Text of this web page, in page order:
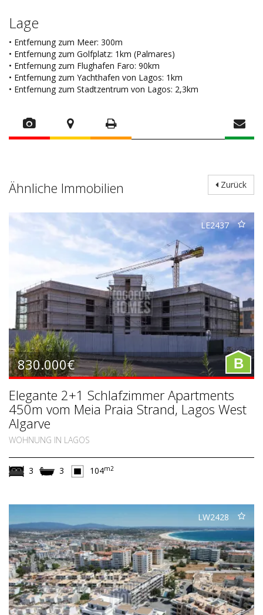
Lage
• Entfernung zum Meer: 300m
• Entfernung zum Golfplatz: 1km (Palmares)
• Entfernung zum Flughafen Faro: 90km
• Entfernung zum Yachthafen von Lagos: 1km
• Entfernung zum Stadtzentrum von Lagos: 2,3km
Zurück
Ähnliche Immobilien
LE2437
830.000€ B
Elegante 2+1 Schlafzimmer Apartments
450m vom Meia Praia Strand, Lagos West
Algarve
WOHNUNG IN LAGOS
3 3 104m2
LW2428